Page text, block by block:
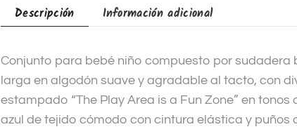
Descripción Información adicional
Conjunto para bebé niño compuesto por sudadera
larga en algodón suave y agradable al tacto, con
estampado “The Play Area is a Fun Zone” en tonos
azul de tejido cómodo con cintura elástica y puños